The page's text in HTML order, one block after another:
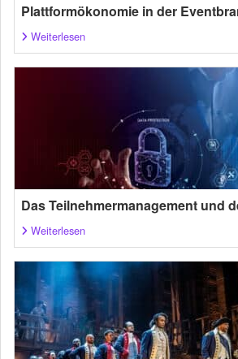
Plattformökonomie in der
Weiterlesen
Das Teilnehmermanagement und
Weiterlesen